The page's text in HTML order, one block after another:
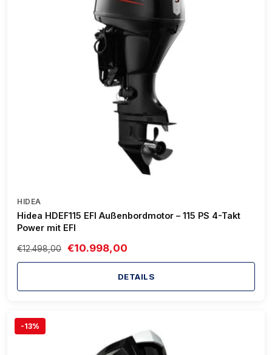
HIDEA
Hidea HDEF115 EFI Außenbordmotor – 115 PS 4-Takt
Power mit EFI
€12.498,00 €10.998,00
DETAILS
-13%